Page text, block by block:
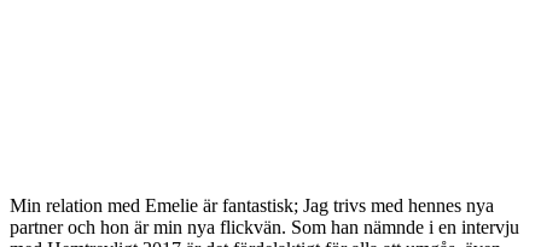
Min relation med Emelie är fantastisk; Jag trivs med hennes nya
partner och hon är min nya flickvän. Som han nämnde i en intervju